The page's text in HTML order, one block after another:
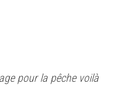
pour la pêche voilà